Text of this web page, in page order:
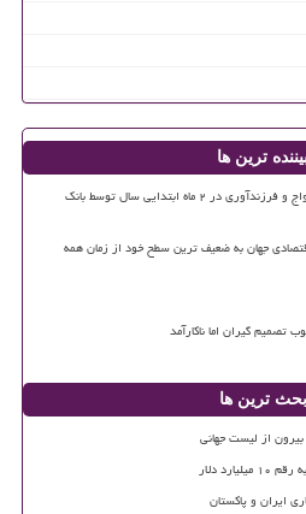
ترین ها
پرداخت بالاتر از ۲۲۰۰ فقره تسهیلات ازدواج و فرزندآوری در ۲ ماه ابتدایی سال توسط بانک
جهان به ضعیف ترین سطح خود از زمان همه
گیران اما ناکارآمد
ترین ها
از لیست جهانی
دلار
ایران و پاکستان